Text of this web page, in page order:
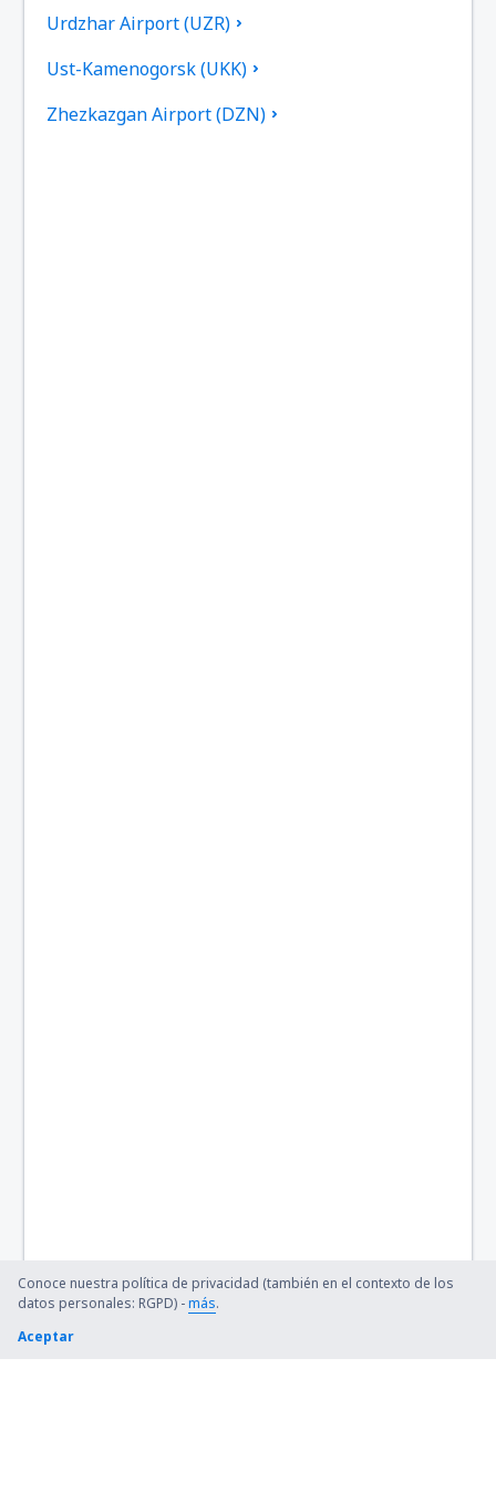
Urdzhar Airport (UZR)
Ust-Kamenogorsk (UKK)
Zhezkazgan Airport (DZN)
Conoce nuestra política de privacidad (también en el contexto de los
datos personales: RGPD) -más.
Aceptar